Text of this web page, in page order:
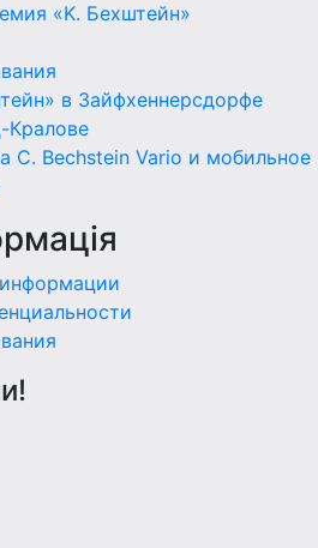
«K. Бехштейн»
в Зайфхеннерсдорфе
Кралове
C. Bechstein Vario и мобильное